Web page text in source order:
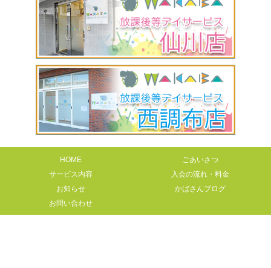
HOME
ごあいさつ
サービス内容
入会の流れ・料金
お知らせ
かばさんブログ
お問い合わせ